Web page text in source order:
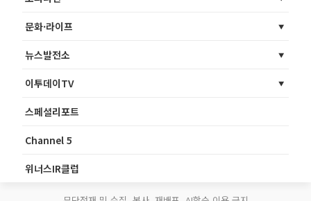
문화·라이프
뉴스발전소
이투데이TV
스페셜리포트
Channel 5
위너스IR클럽